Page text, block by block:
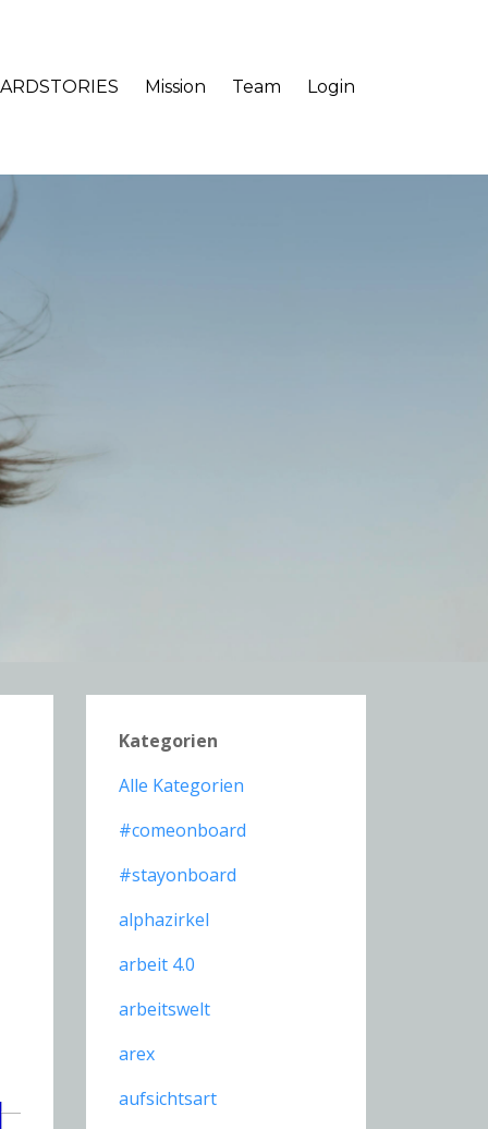
Mission Team Login
Kategorien
Alle Kategorien
#comeonboard
#stayonboard
alphazirkel
arbeit 4.0
arbeitswelt
arex
aufsichtsart